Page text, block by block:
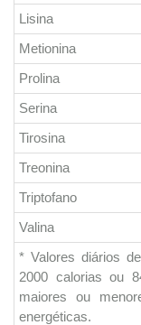
Lisina
Metionina
Prolina
Serina
Tirosina
Treonina
Triptofano
Valina
* Valores diários
2000 calorias ou
maiores ou
energéticas.